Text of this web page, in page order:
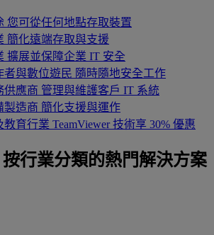
您可從任何地點存取裝置
簡化遠端存取與支援
擴展並保障企業 IT 安全
者與數位遊民 隨時隨地安全工作
供應商 管理與維護客戶 IT 系統
製造商 簡化支援與運作
教育行業 TeamViewer 技術享 30% 優惠
按行業分類的熱門解決方案